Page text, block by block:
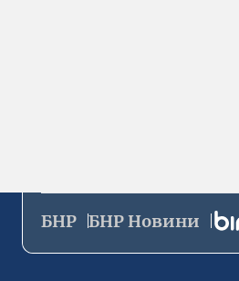
БНР БНР Новини